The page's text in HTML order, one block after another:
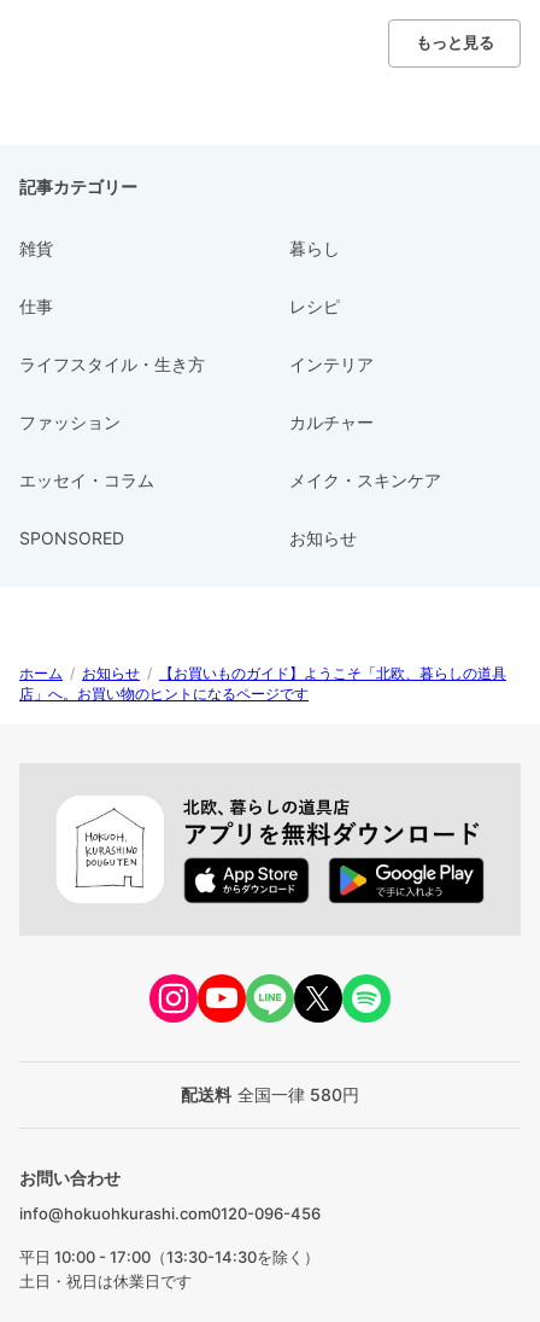
もっと見る
記事カテゴリー
雑貨 暮らし
仕事 レシピ
ライフスタイル・生き方 インテリア
ファッション カルチャー
エッセイ・コラム メイク・スキンケア
SPONSORED お知らせ
ホーム / お知らせ /
【お買いものガイド】ようこそ「北欧、暮らしの道具
店」へ。お買い物のヒントになるページです
配送料 全国一律 580円
お問い合わせ
info@hokuohkurashi.com0120-096-456
平日 10:00 - 17:00（13:30-14:30を除く）
土日・祝日は休業日です